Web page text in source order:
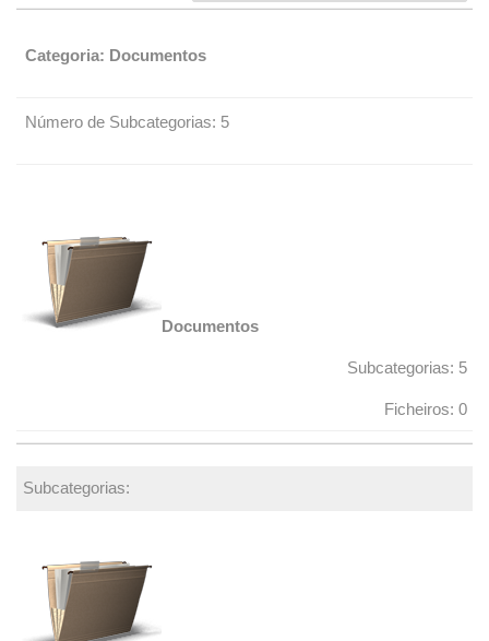
Categoria: Documentos
Número de Subcategorias: 5
Documentos
Subcategorias: 5
Ficheiros: 0
Subcategorias: